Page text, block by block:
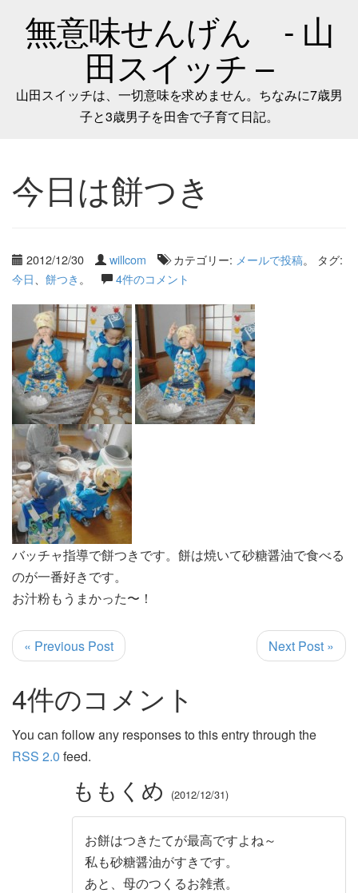
無意味せんげん - 山
田スイッチ –
山田スイッチは、一切意味を求めません。ちなみに7歳男
子と3歳男子を田舎で子育て日記。
今日は餅つき
2012/12/30 willcom カテゴリー: メールで投稿。 タグ:
今日
餅つき 。 4件のコメント
バッチャ指導で餅つきです。餅は焼いて砂糖醤油で食べる
のが一番好きです。
お汁粉もうまかった〜！
« Previous Post Next Post »
4件のコメント
You can follow any responses to this entry through the
RSS 2.0 feed.
ももくめ 2012/12/31
お餅はつきたてが最高ですよね～
私も砂糖醤油がすきです。
あと、母のつくるお雑煮。